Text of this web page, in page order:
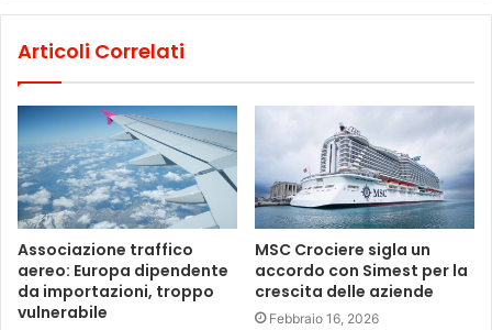
Articoli Correlati
Associazione traffico
aereo: Europa dipendente
da importazioni, troppo
vulnerabile
MSC Crociere sigla un
accordo con Simest per la
crescita delle aziende
Febbraio 16, 2026